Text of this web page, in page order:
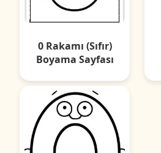
0 Rakamı (Sıfır)
Boyama Sayfası